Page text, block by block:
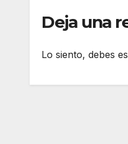
Deja una
Lo siento, debes